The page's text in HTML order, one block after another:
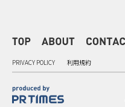
PRIVACY POLICY 利用規約